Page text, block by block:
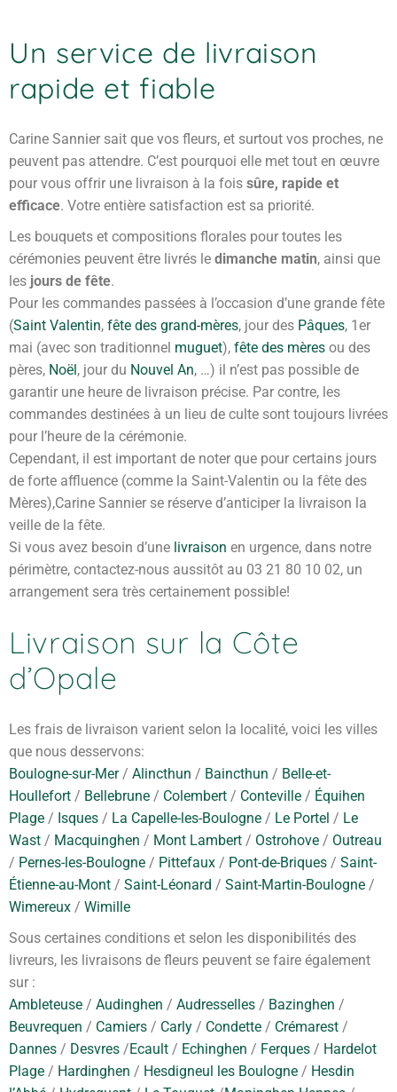
Un service de livraison
rapide et fiable
Carine Sannier sait que vos fleurs, et surtout vos proches, ne
peuvent pas attendre. C’est pourquoi elle met tout en œuvre
pour vous offrir une livraison à la fois sûre, rapide et
efficace. Votre entière satisfaction est sa priorité.
Les bouquets et compositions florales pour toutes les
cérémonies peuvent être livrés le dimanche matin, ainsi que
les jours de fête.
Pour les commandes passées à l’occasion d’une grande fête
(Saint Valentin, fête des grand-mères, jour des Pâques, 1er
mai (avec son traditionnel muguet), fête des mères ou des
pères, Noël, jour du Nouvel An, …) il n’est pas possible de
garantir une heure de livraison précise. Par contre, les
commandes destinées à un lieu de culte sont toujours livrées
pour l’heure de la cérémonie.
Cependant, il est important de noter que pour certains jours
de forte affluence (comme la Saint-Valentin ou la fête des
Mères),Carine Sannier se réserve d’anticiper la livraison la
veille de la fête.
Si vous avez besoin d’une livraison en urgence, dans notre
périmètre, contactez-nous aussitôt au 03 21 80 10 02, un
arrangement sera très certainement possible!
Livraison sur la Côte
d’Opale
Les frais de livraison varient selon la localité, voici les villes
que nous desservons:
Boulogne-sur-Mer/ Alincthun / Baincthun / Belle-et-
Houllefort / Bellebrune / Colembert / Conteville / Équihen
Plage / Isques / La Capelle-les-Boulogne / Le Portel / Le
Wast / Macquinghen / Mont Lambert / Ostrohove / Outreau
/ Pernes-les-Boulogne / Pittefaux / Pont-de-Briques / Saint-
Étienne-au-Mont / Saint-Léonard / Saint-Martin-Boulogne /
Wimereux / Wimille
Sous certaines conditions et selon les disponibilités des
livreurs, les livraisons de fleurs peuvent se faire également
sur :
Ambleteuse / Audinghen / Audresselles / Bazinghen /
Beuvrequen / Camiers / Carly / Condette / Crémarest /
Dannes / Desvres /Ecault / Echinghen / Ferques / Hardelot
Plage / Hardinghen / Hesdigneul les Boulogne / Hesdin